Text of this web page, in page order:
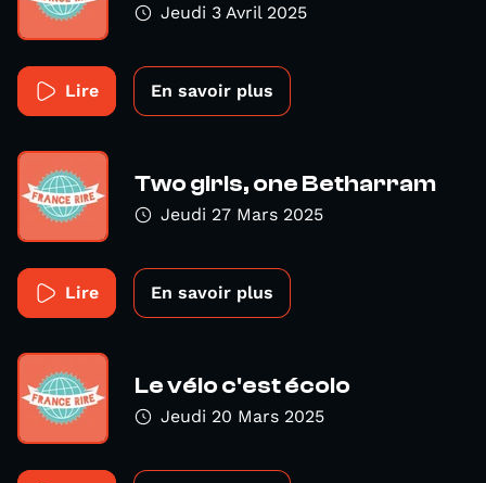
Jeudi 3 Avril 2025
Lire En savoir plus
Two girls, one Betharram
Jeudi 27 Mars 2025
Lire En savoir plus
Le vélo c'est écolo
Jeudi 20 Mars 2025